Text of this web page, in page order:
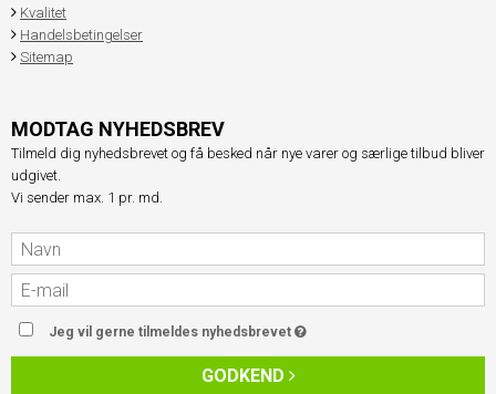
Kvalitet
Handelsbetingelser
Sitemap
MODTAG NYHEDSBREV
Tilmeld dig nyhedsbrevet og få besked når nye varer og særlige tilbud bliver
udgivet.
Vi sender max. 1 pr. md.
Jeg vil gerne tilmeldes nyhedsbrevet
GODKEND